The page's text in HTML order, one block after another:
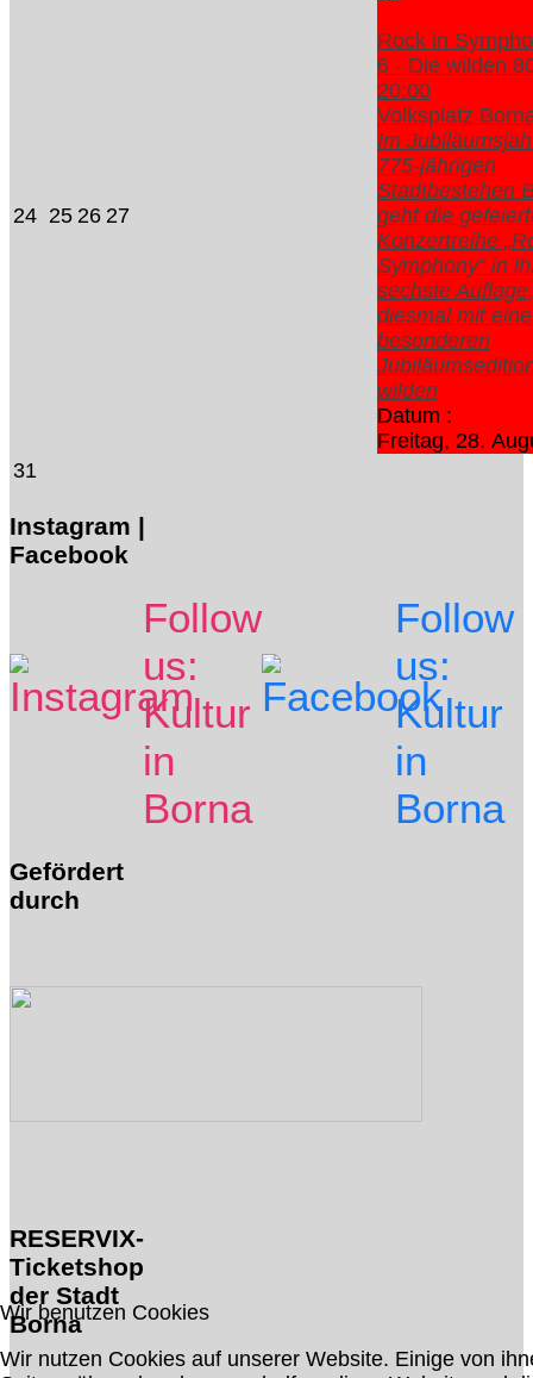
24 25 26 27
Rock in
6 - Die wilden
20:00
Volksplatz
Im
775-jährigen
Stadtbestehen
geht die
Konzertreihe
Symphony“ in
sechste Auflage,
diesmal mit
besonderen
wilden
Datum :
Freitag, 28.
31
Instagram |
Facebook
Follow
us:
Kultur
in
Borna
Follow
us:
Kultur
in
Borna
Gefördert
durch
RESERVIX-
Ticketshop
der Stadt
Borna
Wir benutzen Cookies
Wir nutzen Cookies auf unserer Website. Einige von